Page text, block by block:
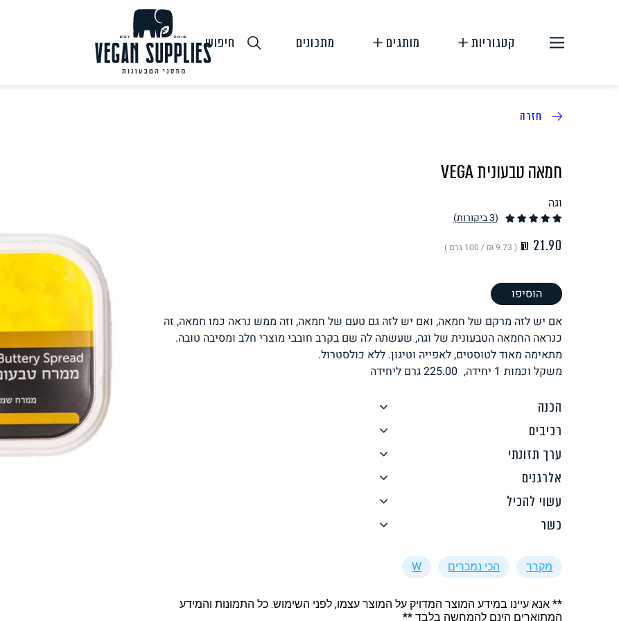
קטגוריות מותגים מתכונים חיפוש
תחליפי בשר
לחם, עוגות, מאפים גלידות טבעוניות פסטה, אטריות וקטניות תבשילים ומרקים מזווה
ממרחים ורטבים גיפט קארד
איטלקי
חזרה
חמאה טבעונית VEGA
וגה
(3 ביקורות)
( ‏9.73 ₪ / 100 גרם )
הוסיפו
אם יש לזה מרקם של חמאה, ואם יש לזה גם טעם של חמאה, וזה ממש נראה כמו חמאה, זה
כנראה החמאה הטבעונית של וגה, שעשתה לה שם בקרב חובבי מוצרי חלב ומסיבה טובה.
מתאימה מאוד לטוסטים, לאפייה וטיגון. ללא כולסטרול.
משקל וכמות 1 יחידה, 225.00גרם ליחידה
הכנה
רכיבים
ערך תזונתי
אלרגנים
עשוי להכיל
כשר
מקרר הכי נמכרים W
** אנא עיינו במידע המוצר המדויק על המוצר עצמו, לפני השימוש. כל התמונות והמידע
המתוארים הינם להמחשה בלבד **